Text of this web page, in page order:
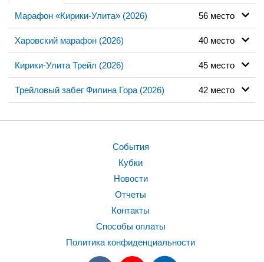
Марафон «Кирики-Улита» (2026) 56 место
Харовский марафон (2026) 40 место
Кирики-Улита Трейл (2026) 45 место
Трейловый забег Филина Гора (2026) 42 место
События
Кубки
Новости
Отчеты
Контакты
Способы оплаты
Политика конфиденциальности